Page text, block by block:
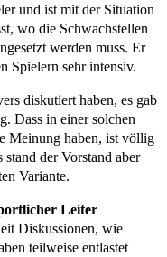
und ist mit der Situation
wo die Schwachstellen
werden muss. Er
Spielern sehr intensiv.
diskutiert haben, es gab
Dass in einer solchen
Meinung haben, ist völlig
der Vorstand aber
Variante.
Leiter
Diskussionen, wie
teilweise entlastet